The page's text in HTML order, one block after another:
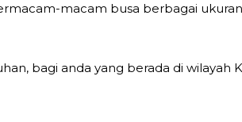
macam busa berbagai
bagi anda yang berada di wilayah